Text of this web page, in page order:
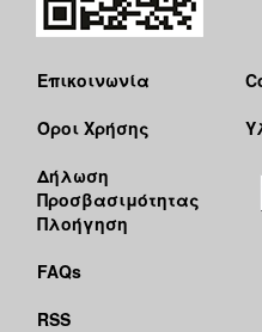
Επικοινωνία
Όροι Χρήσης
Δήλωση
Προσβασιμότητας
Πλοήγηση
FAQs
RSS